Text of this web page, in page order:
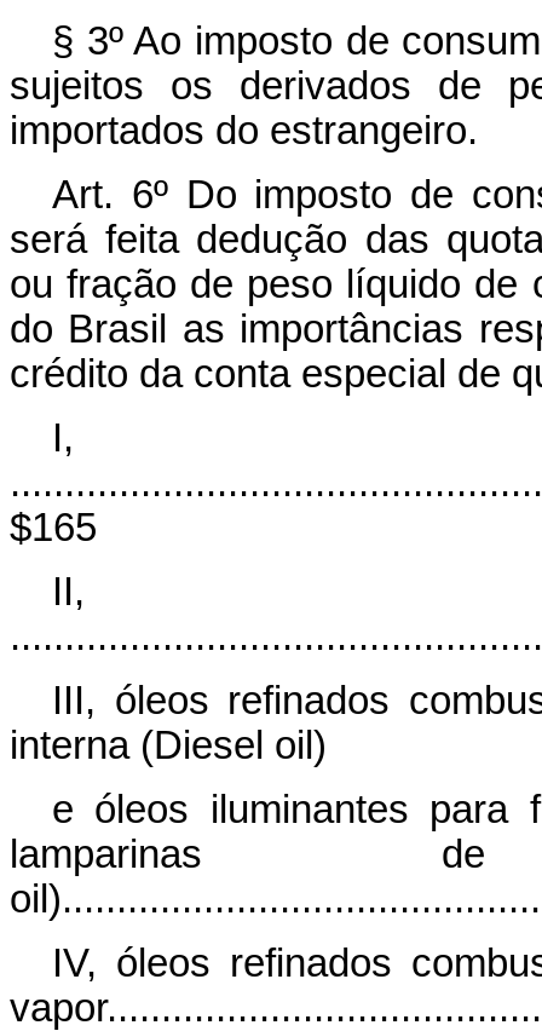
§ 3º Ao imposto de
sujeitos os derivados de
importados do estrangeiro.
Art. 6º Do imposto de
será feita dedução das
ou fração de peso líquido de
do Brasil as importâncias
crédito da conta especial de
I,
$165
II,
III, óleos refinados
interna (Diesel oil)
e óleos iluminantes para
lamparinas
IV, óleos refinados